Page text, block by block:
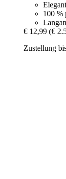
100 %
€ 12,99 (€
Zustellung